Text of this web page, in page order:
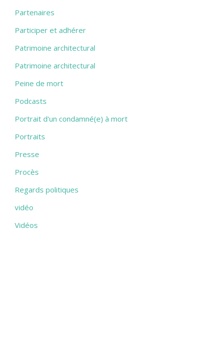
Partenaires
Participer et adhérer
Patrimoine architectural
Patrimoine architectural
Peine de mort
Podcasts
Portrait d'un condamné(e) à mort
Portraits
Presse
Procès
Regards politiques
vidéo
Vidéos